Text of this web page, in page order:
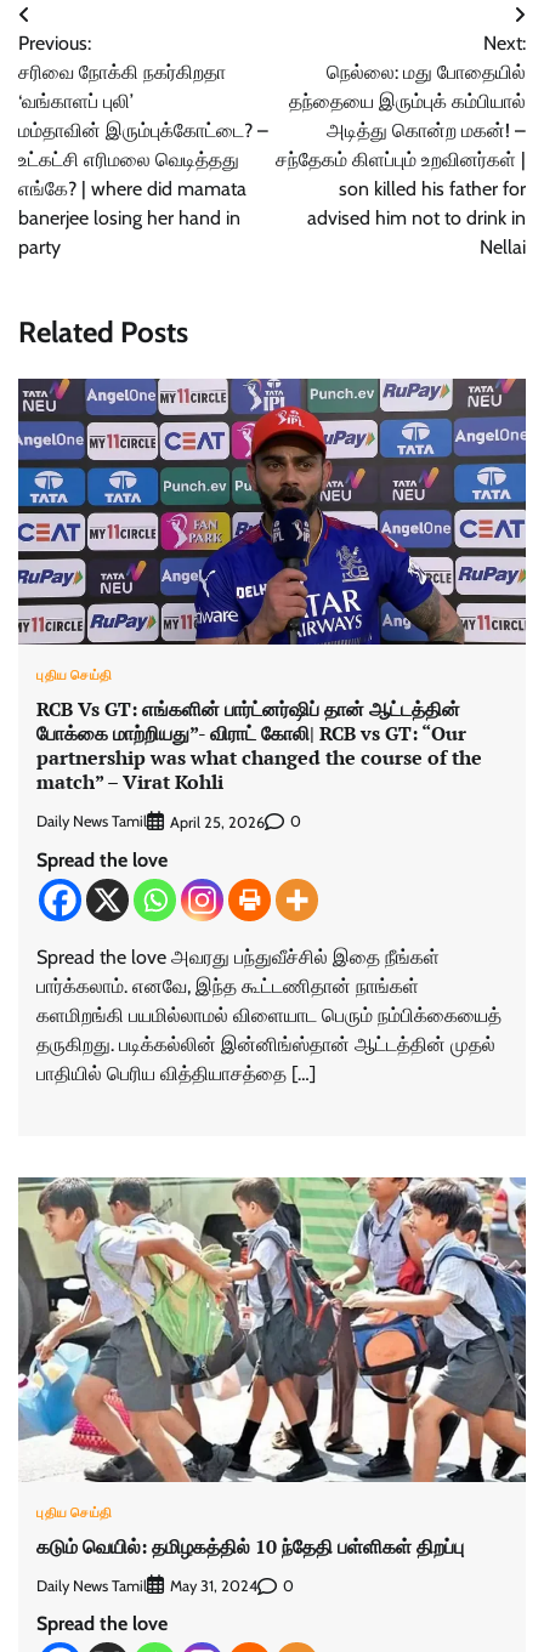
Post
navigation
Previous:
சரிவை நோக்கி நகர்கிறதா
‘வங்காளப் புலி’
மம்தாவின் இரும்புக்கோட்டை? –
உட்கட்சி எரிமலை வெடித்தது
எங்கே? | where did mamata
banerjee losing her hand in
party
Next:
நெல்லை: மது போதையில்
தந்தையை இரும்புக் கம்பியால்
அடித்து கொன்ற மகன்! –
சந்தேகம் கிளப்பும் உறவினர்கள் |
son killed his father for
advised him not to drink in
Nellai
Related Posts
புதிய செய்தி
RCB Vs GT: எங்களின் பார்ட்னர்ஷிப் தான் ஆட்டத்தின்
போக்கை மாற்றியது”- விராட் கோலி| RCB vs GT: “Our
partnership was what changed the course of the
match” – Virat Kohli
Daily News Tamil April 25, 2026 0
Spread the love
Spread the love அவரது பந்துவீச்சில் இதை நீங்கள்
பார்க்கலாம். எனவே, இந்த கூட்டணிதான் நாங்கள்
களமிறங்கி பயமில்லாமல் விளையாட பெரும் நம்பிக்கையைத்
தருகிறது. படிக்கல்லின் இன்னிங்ஸ்தான் ஆட்டத்தின் முதல்
பாதியில் பெரிய வித்தியாசத்தை […]
புதிய செய்தி
கடும் வெயில்: தமிழகத்தில் 10 ந்தேதி பள்ளிகள் திறப்பு
Daily News Tamil May 31, 2024 0
Spread the love